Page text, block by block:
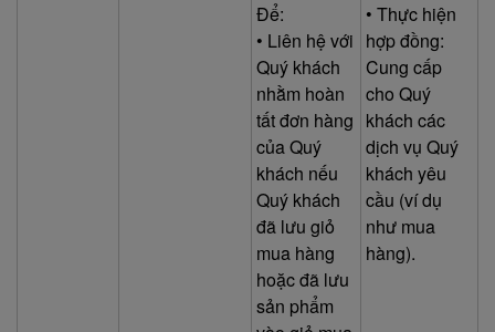
Để:
• Liên hệ với
Quý khách
nhằm hoàn
tất đơn hàng
của Quý
khách nếu
Quý khách
đã lưu giỏ
mua hàng
hoặc đã lưu
sản phẩm
• Thực hiện
hợp đồng:
Cung cấp
cho Quý
khách các
dịch vụ Quý
khách yêu
cầu (ví dụ
như mua
hàng).